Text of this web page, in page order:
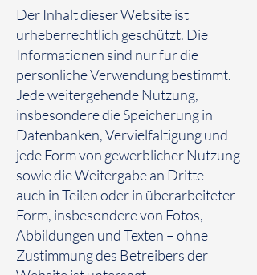
Der Inhalt dieser Website ist
urheberrechtlich geschützt. Die
Informationen sind nur für die
persönliche Verwendung bestimmt.
Jede weitergehende Nutzung,
insbesondere die Speicherung in
Datenbanken, Vervielfältigung und
jede Form von gewerblicher Nutzung
sowie die Weitergabe an Dritte –
auch in Teilen oder in überarbeiteter
Form, insbesondere von Fotos,
Abbildungen und Texten – ohne
Zustimmung des Betreibers der